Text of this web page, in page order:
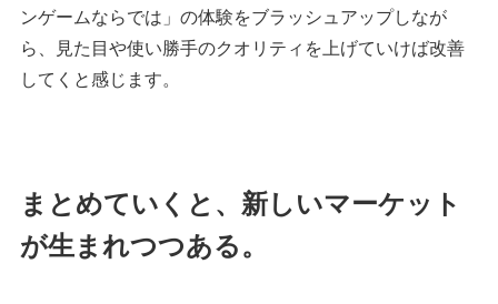
ンゲームならでは」の体験をブラッシュアップしなが
ら、見た目や使い勝手のクオリティを上げていけば改善
してくと感じます。
まとめていくと、新しいマーケット
が生まれつつある。